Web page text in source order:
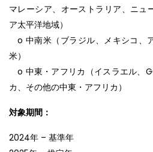
マレーシア、オーストラリア、ニュ
ア太平洋地域）
o 中南米（ブラジル、メキシコ、
米）
o 中東・アフリカ（イスラエル、
カ、その他の中東・アフリカ）
対象期間：
2024年 – 基準年